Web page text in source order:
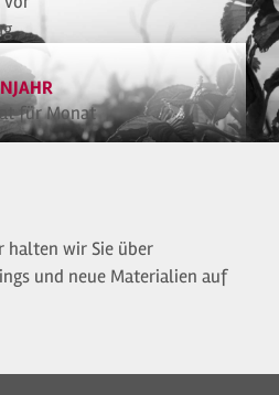
für Monat
halten wir Sie über
und neue Materialien auf